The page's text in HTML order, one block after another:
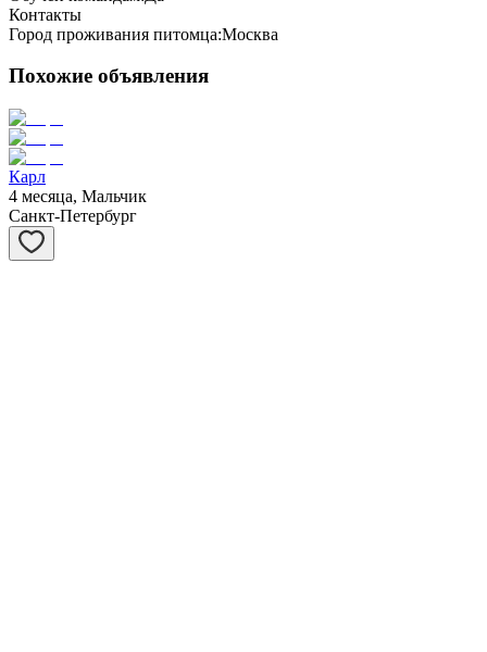
Контакты
Город проживания питомца:Москва
Похожие объявления
Карл
4 месяца, Мальчик
Санкт-Петербург